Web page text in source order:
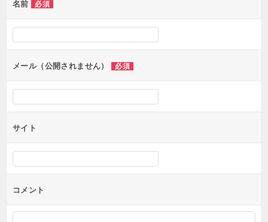
名前 必須
メール（公開されません） 必須
サイト
コメント